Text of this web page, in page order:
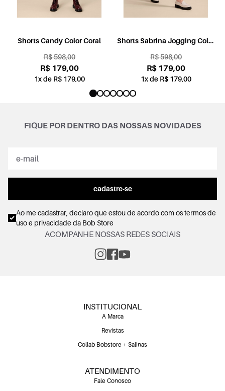
Shorts Candy Color Coral
R$ 598,00
R$ 179,00
1x de R$ 179,00
Shorts Sabrina Jogging Color
R$ 598,00
R$ 179,00
1x de R$ 179,00
FIQUE POR DENTRO DAS NOSSAS NOVIDADES
cadastre-se
Ao me cadastrar, declaro que estou de acordo com ostermos de
uso e privacidadeda Bob Store
ACOMPANHE NOSSAS REDES SOCIAIS
INSTITUCIONAL
A Marca
Revistas
Collab Bobstore + Salinas
ATENDIMENTO
Fale Conosco